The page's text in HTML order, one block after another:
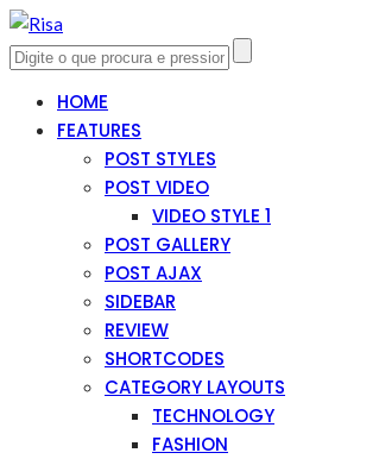
HOME
FEATURES
POST STYLES
POST VIDEO
VIDEO STYLE 1
POST GALLERY
POST AJAX
SIDEBAR
REVIEW
SHORTCODES
CATEGORY LAYOUTS
TECHNOLOGY
FASHION